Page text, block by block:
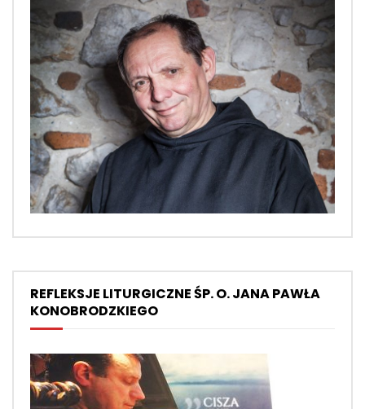
REFLEKSJE LITURGICZNE ŚP. O. JANA PAWŁA
KONOBRODZKIEGO